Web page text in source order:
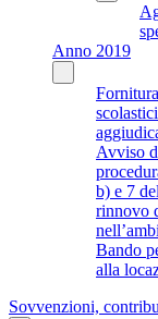
Anno 2019
Avviso
b) e 7
rinnovo
Bando
alla
Sovvenzioni,